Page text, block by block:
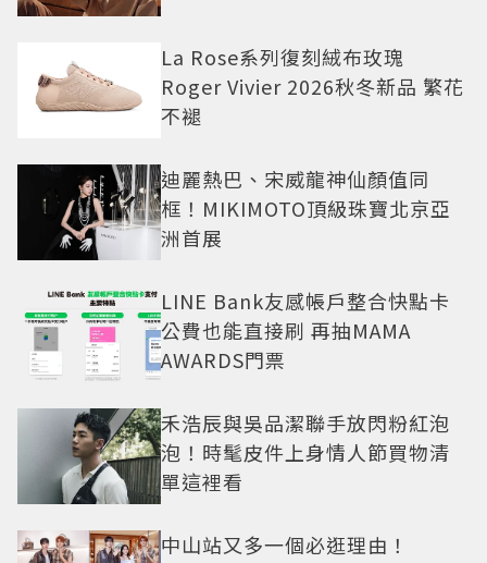
La Rose系列復刻絨布玫瑰
Roger Vivier 2026秋冬新品 繁花
不褪
迪麗熱巴、宋威龍神仙顏值同
框！MIKIMOTO頂級珠寶北京亞
洲首展
LINE Bank友感帳戶整合快點卡
公費也能直接刷 再抽MAMA
AWARDS門票
禾浩辰與吳品潔聯手放閃粉紅泡
泡！時髦皮件上身情人節買物清
單這裡看
中山站又多一個必逛理由！